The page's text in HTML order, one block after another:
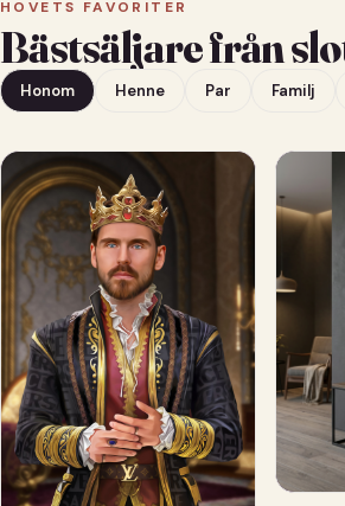
HOVETS FAVORITER
Bästsäljare från
Honom Henne Par Familj